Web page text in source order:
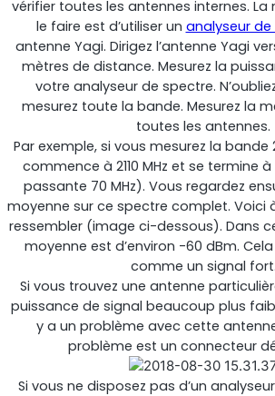
vérifier toutes les antennes internes.
le faire est d’utiliser un analyseur
antenne Yagi. Dirigez l’antenne Yagi
mètres de distance. Mesurez la
votre analyseur de spectre.
mesurez toute la bande. Mesurez la
toutes les antennes.
Par exemple, si vous mesurez la bande
commence à 2110 MHz et se termine à
passante 70 MHz). Vous regardez
moyenne sur ce spectre complet. Voici
ressembler (image ci-dessous). Dans
moyenne est d’environ -60 dBm.
comme un signal fort.
Si vous trouvez une antenne
puissance de signal beaucoup plus
y a un problème avec cette
problème est un connecteur
Si vous ne disposez pas d’un